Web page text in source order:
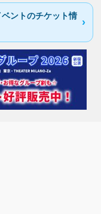
ベントのチケット情